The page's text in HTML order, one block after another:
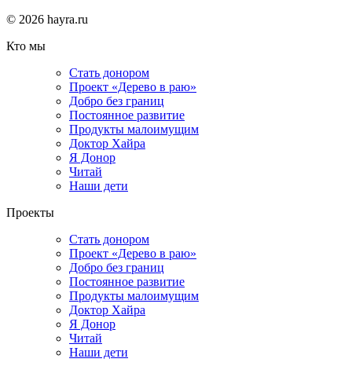
© 2026 hayra.ru
Кто мы
Стать донором
Проект «Дерево в раю»
Добро без границ
Постоянное развитие
Продукты малоимущим
Доктор Хайра
Я Донор
Читай
Наши дети
Проекты
Стать донором
Проект «Дерево в раю»
Добро без границ
Постоянное развитие
Продукты малоимущим
Доктор Хайра
Я Донор
Читай
Наши дети